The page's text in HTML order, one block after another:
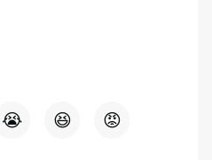
😭 😆 😡